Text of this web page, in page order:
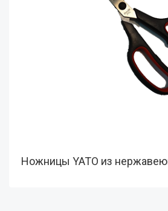
Ножницы YATO из